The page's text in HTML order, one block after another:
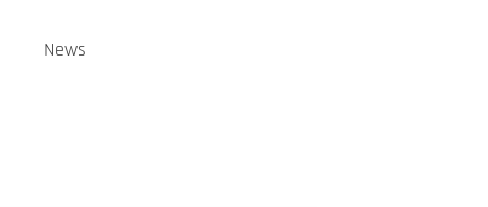
News